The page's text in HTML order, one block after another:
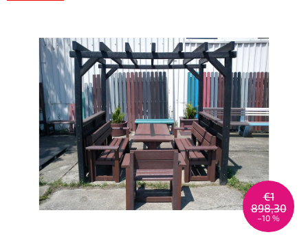
0,0
z
5
hvězdiček.
€1
898,30
–10 %